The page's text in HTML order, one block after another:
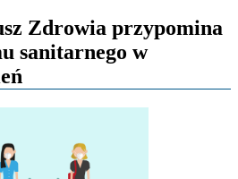
Zdrowia przypomina
sanitarnego w